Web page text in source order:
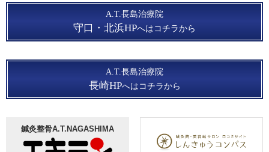
A.T.長島治療院
守口・北浜HPへはコチラから
A.T.長島治療院
長崎HPへはコチラから
鍼灸整骨A.T.NAGASHIMA